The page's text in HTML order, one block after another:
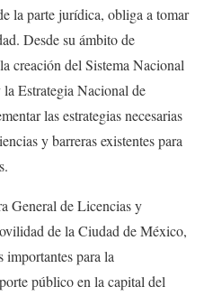
la parte jurídica, obliga a tomar
Desde su ámbito de
creación del Sistema Nacional
Estrategia Nacional de
las estrategias necesarias
y barreras existentes para
General de Licencias y
de la Ciudad de México,
importantes para la
público en la capital del